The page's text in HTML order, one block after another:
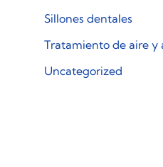
Sillones dentales
Tratamiento de aire y
Uncategorized